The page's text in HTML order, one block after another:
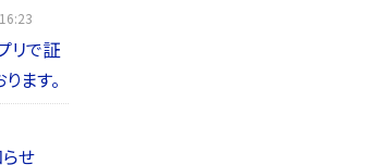
リで証
ます。
せ